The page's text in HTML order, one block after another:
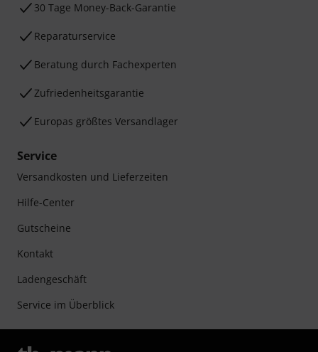
30 Tage Money-Back-Garantie
Reparaturservice
Beratung durch Fachexperten
Zufriedenheitsgarantie
Europas größtes Versandlager
Service
Versandkosten und Lieferzeiten
Hilfe-Center
Gutscheine
Kontakt
Ladengeschäft
Service im Überblick